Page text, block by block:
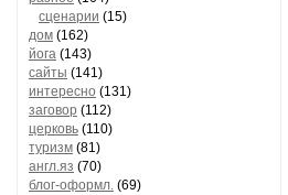
сценарии (15)
дом (162)
йога (143)
сайты (141)
интересно (131)
заговор (112)
церковь (110)
туризм (81)
англ.яз (70)
блог-оформл. (69)